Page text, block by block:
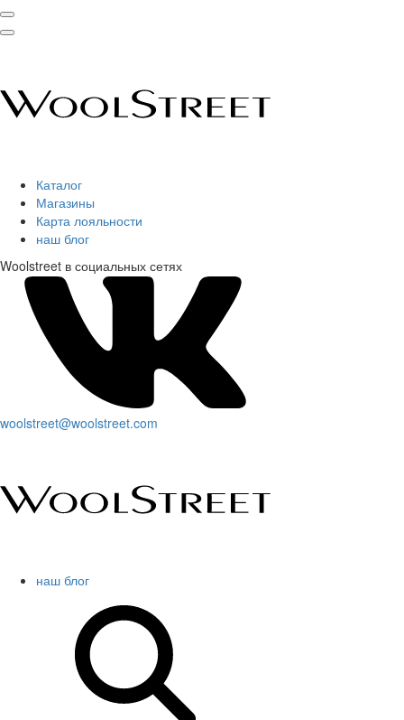
Каталог
Магазины
Карта лояльности
наш блог
Woolstreet в социальных сетях
woolstreet@woolstreet.com
наш блог